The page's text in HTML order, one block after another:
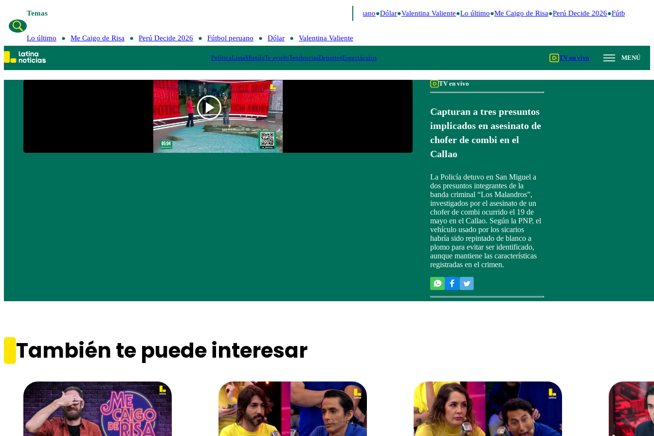
Temas Fútbol peruano Dólar Valentina Valiente Lo último Me Caigo de Risa Perú Decide 2026 Fútbol peruano
Lo último Me Caigo de Risa Perú Decide 2026 Fútbol peruano Dólar Valentina Valiente
PolíticaLimaMundoTe ayudoTendenciasDeportesEspectáculos TV en vivo MENÚ
TV en vivo
Capturan a tres presuntos
implicados en asesinato de
chofer de combi en el
Callao
La Policía detuvo en San Miguel a
dos presuntos integrantes de la
banda criminal “Los Malandros”,
investigados por el asesinato de un
chofer de combi ocurrido el 19 de
mayo en el Callao. Según la PNP, el
vehículo usado por los sicarios
habría sido repintado de blanco a
plomo para evitar ser identificado,
aunque mantiene las características
registradas en el crimen.
También te puede interesar